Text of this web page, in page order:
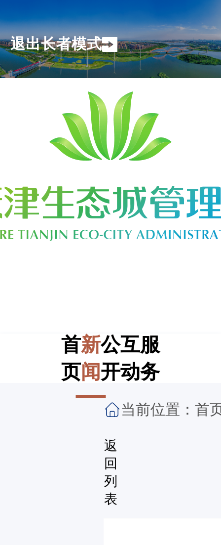
退出长者模式
首
页
新
闻
公
开
互
动
服
务
当前位置： 首
返
回
列
表